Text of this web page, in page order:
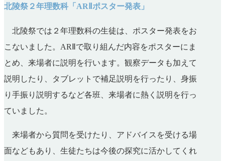
北陵祭２年理数科「ARⅡポスター発表」
北陵祭では２年理数科の生徒は、ポスター発表をお
こないました。ARⅡで取り組んだ内容をポスターにま
とめ、来場者に説明を行います。観察データも加えて
説明したり、タブレットで補足説明を行ったり、身振
り手振り説明するなど各班、来場者に熱く説明を行っ
ていました。
来場者から質問を受けたり、アドバイスを受ける場
面などもあり、生徒たちは今後の探究に活かしてくれ